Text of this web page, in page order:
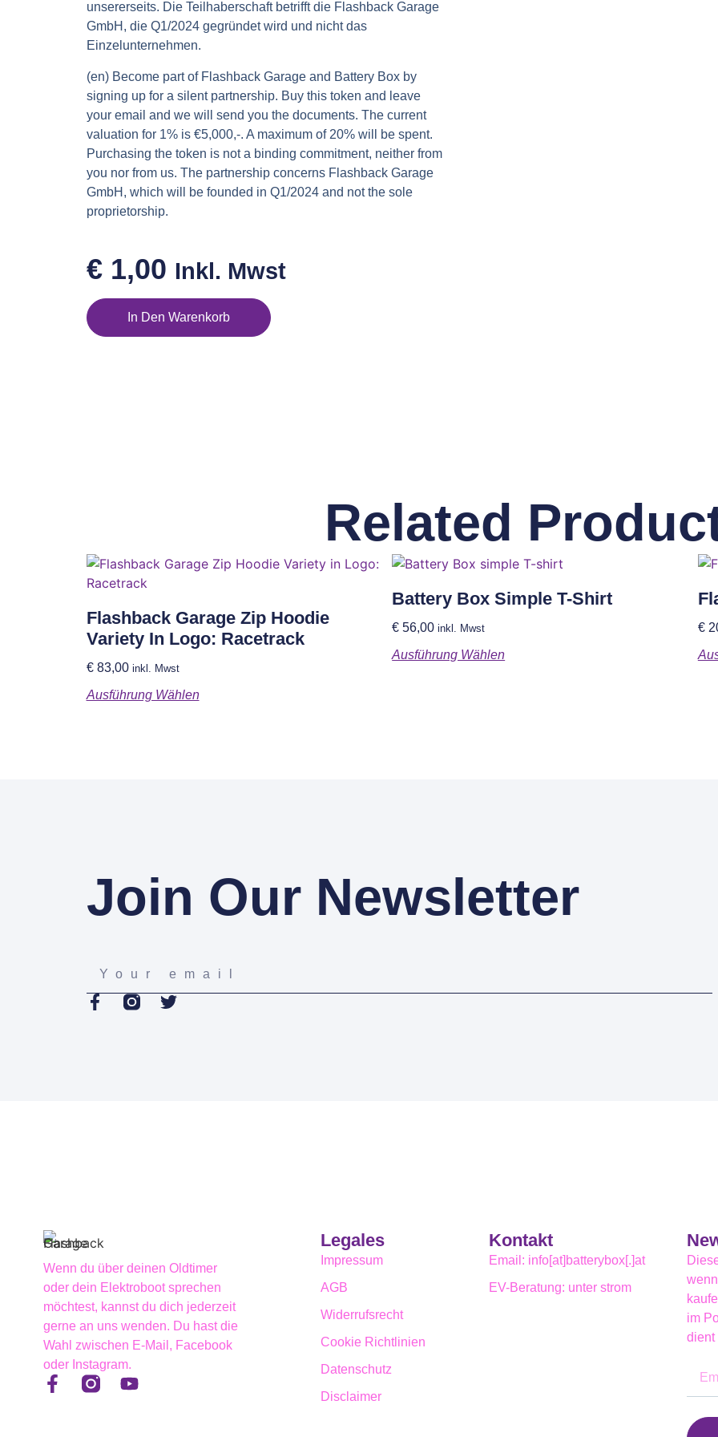
unsererseits. Die Teilhaberschaft betrifft die Flashback Garage
GmbH, die Q1/2024 gegründet wird und nicht das
Einzelunternehmen.
(en) Become part of Flashback Garage and Battery Box by
signing up for a silent partnership. Buy this token and leave
your email and we will send you the documents. The current
valuation for 1% is €5,000,-. A maximum of 20% will be spent.
Purchasing the token is not a binding commitment, neither from
you nor from us. The partnership concerns Flashback Garage
GmbH, which will be founded in Q1/2024 and not the sole
proprietorship.
€1,00 Inkl. Mwst
In Den Warenkorb
Related
Flashback Garage Zip Hoodie
Variety In Logo: Racetrack
€83,00 inkl. Mwst
Ausführung Wählen
Battery Box Simple T-Shirt
€ 56,00 inkl. Mwst
Ausführung Wählen
€
Join Our Newsletter
Wenn du über deinen Oldtimer
oder dein Elektroboot sprechen
möchtest, kannst du dich jederzeit
gerne an uns wenden. Du hast die
Wahl zwischen E-Mail, Facebook
oder Instagram.
Legales
Impressum
AGB
Widerrufsrecht
Cookie Richtlinien
Datenschutz
Disclaimer
Kontakt
Email: info[at]batterybox[.]at
EV-Beratung: unter strom
im
dient